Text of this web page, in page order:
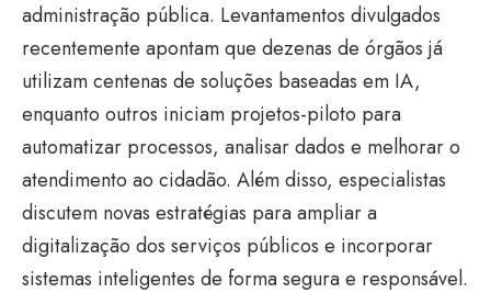
administração pública. Levantamentos divulgados
recentemente apontam que dezenas de órgãos já
utilizam centenas de soluções baseadas em IA,
enquanto outros iniciam projetos-piloto para
automatizar processos, analisar dados e melhorar o
atendimento ao cidadão. Além disso, especialistas
discutem novas estratégias para ampliar a
digitalização dos serviços públicos e incorporar
sistemas inteligentes de forma segura e responsável.